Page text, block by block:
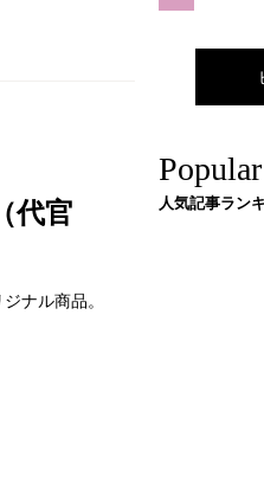
代官
ナル商品。
人気記事ラン